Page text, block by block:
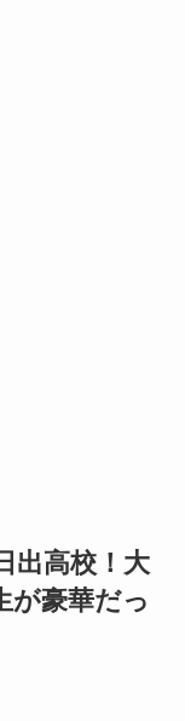
出高校！大
が豪華だっ